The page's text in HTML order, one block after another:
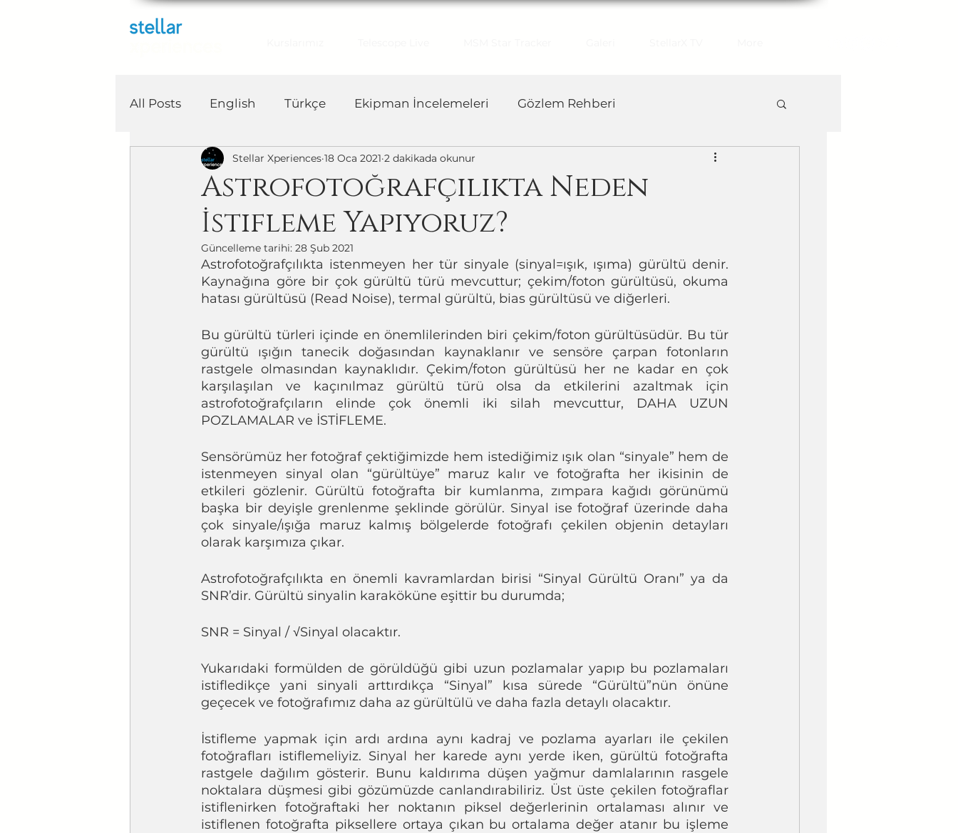
All Posts English Türkçe Ekipman İncelemeleri Gözlem Rehberi
Astrofotoğrafçılıkta Neden
İstifleme Yapıyoruz?
Stellar Xperiences 18 Oca 2021 2 dakikada okunur
Güncelleme tarihi: 28 Şub 2021
Astrofotoğrafçılıkta istenmeyen her tür sinyale (sinyal=ışık, ışıma) gürültü denir.
Kaynağına göre bir çok gürültü türü mevcuttur; çekim/foton gürültüsü, okuma
hatası gürültüsü (Read Noise), termal gürültü, bias gürültüsü ve diğerleri.
Bu gürültü türleri içinde en önemlilerinden biri çekim/foton gürültüsüdür. Bu tür
gürültü ışığın tanecik doğasından kaynaklanır ve sensöre çarpan fotonların
rastgele olmasından kaynaklıdır. Çekim/foton gürültüsü her ne kadar en çok
karşılaşılan ve kaçınılmaz gürültü türü olsa da etkilerini azaltmak için
astrofotoğrafçıların elinde çok önemli iki silah mevcuttur, DAHA UZUN
POZLAMALAR ve İSTİFLEME.
Sensörümüz her fotoğraf çektiğimizde hem istediğimiz ışık olan “sinyale” hem de
istenmeyen sinyal olan “gürültüye” maruz kalır ve fotoğrafta her ikisinin de
etkileri gözlenir. Gürültü fotoğrafta bir kumlanma, zımpara kağıdı görünümü
başka bir deyişle grenlenme şeklinde görülür. Sinyal ise fotoğraf üzerinde daha
çok sinyale/ışığa maruz kalmış bölgelerde fotoğrafı çekilen objenin detayları
olarak karşımıza çıkar.
Astrofotoğrafçılıkta en önemli kavramlardan birisi “Sinyal Gürültü Oranı” ya da
SNR’dir. Gürültü sinyalin karaköküne eşittir bu durumda;
SNR = Sinyal / √Sinyal olacaktır.
Yukarıdaki formülden de görüldüğü gibi uzun pozlamalar yapıp bu pozlamaları
istifledikçe yani sinyali arttırdıkça “Sinyal” kısa sürede “Gürültü”nün önüne
geçecek ve fotoğrafımız daha az gürültülü ve daha fazla detaylı olacaktır.
İstifleme yapmak için ardı ardına aynı kadraj ve pozlama ayarları ile çekilen
fotoğrafları istiflemeliyiz. Sinyal her karede aynı yerde iken, gürültü fotoğrafta
rastgele dağılım gösterir. Bunu kaldırıma düşen yağmur damlalarının rasgele
noktalara düşmesi gibi gözümüzde canlandırabiliriz. Üst üste çekilen fotoğraflar
istiflenirken fotoğraftaki her noktanın piksel değerlerinin ortalaması alınır ve
istiflenen fotoğrafta piksellere ortaya çıkan bu ortalama değer atanır bu işleme